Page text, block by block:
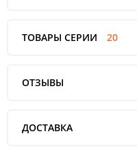
ТОВАРЫ СЕРИИ 20
ОТЗЫВЫ
ДОСТАВКА